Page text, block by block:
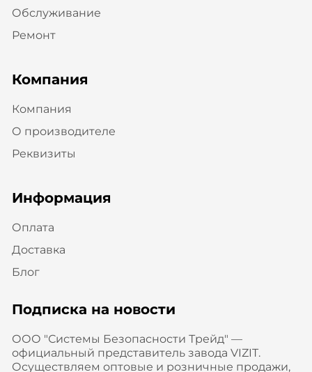
Обслуживание
Ремонт
Компания
Компания
О производителе
Реквизиты
Информация
Оплата
Доставка
Блог
Подписка на новости
ООО "Системы Безопасности Трейд" —
официальный представитель завода VIZIT.
Осуществляем оптовые и розничные продажи,